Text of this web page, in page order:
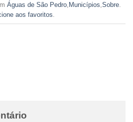
Águas de São Pedro Municípios Sobre
aos favoritos